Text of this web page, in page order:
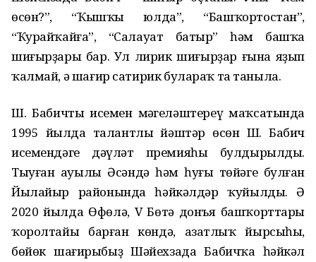
өсөн?”, “Ҡышҡы юлда”, “Башҡортостан”,
“Ҡурайҡайға”, “Салауат батыр” һәм башҡа
шиғырҙары бар. Ул лирик шиғырҙар ғына яҙып
ҡалмай, ә шағир сатирик булараҡ та таныла.
Ш. Бабичтың исемен мәңгеләштереү маҡсатында
1995 йылда талантлы йәштәр өсөн Ш. Бабич
исемендәге дәүләт премияһы булдырылды.
Тыуған ауылы Әсәндә һәм һуңғы төйәге булған
Йылайыр районында һәйкәлдәр ҡуйылды. Ә
2020 йылда Өфөлә, V Бөтә донъя башҡорттары
ҡоролтайы барған көндә, азатлыҡ йырсыһы,
бөйөк шағирыбыҙ Шәйехзада Бабичҡа һәйкәл